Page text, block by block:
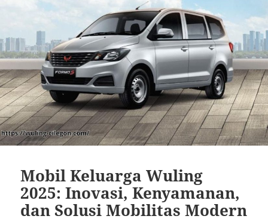
Mobil Keluarga Wuling
2025: Inovasi, Kenyamanan,
dan Solusi Mobilitas Modern